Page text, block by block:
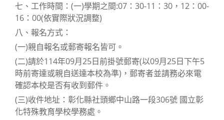
七、工作時間：(一)學期之間:07：30-11：30，12：00-
16：00(依實際狀況調整)
八、報名方式：
(一)親自報名或郵寄報名皆可。
(二)請於114年09月25日前掛號郵寄(以09月25日下午5
時前寄達或親自送達本校為準)，郵寄者並請務必來電
確認本校是否有收到郵件。
(三)收件地址：彰化縣社頭鄉中山路一段306號 國立彰
化特殊教育學校學務處。